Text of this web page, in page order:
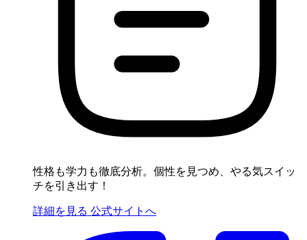
性格も学力も徹底分析。個性を見つめ、やる気スイッ
チを引き出す！
詳細を見る 公式サイトへ